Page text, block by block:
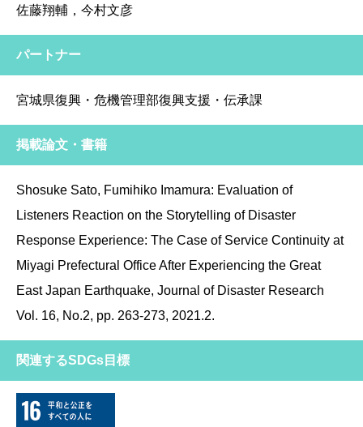
佐藤翔輔，今村文彦
パートナー
宮城県復興・危機管理部復興支援・伝承課
掲載論文・書籍
Shosuke Sato, Fumihiko Imamura: Evaluation of
Listeners Reaction on the Storytelling of Disaster
Response Experience: The Case of Service Continuity at
Miyagi Prefectural Office After Experiencing the Great
East Japan Earthquake, Journal of Disaster Research
Vol. 16, No.2, pp. 263-273, 2021.2.
関連するSDGs目標